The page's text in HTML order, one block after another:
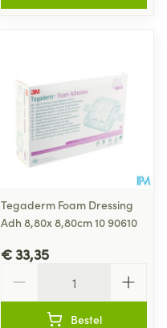
Tegaderm Foam Dressing
Adh 8,80x 8,80cm 10 90610
€ 33,35
Bestel